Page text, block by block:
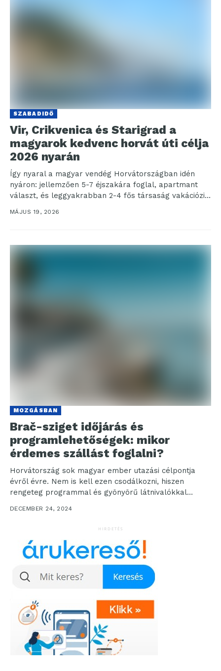
SZABADIDŐ
Vir, Crikvenica és Starigrad a
magyarok kedvenc horvát úti célja
2026 nyarán
Így nyaral a magyar vendég Horvátországban idén
nyáron: jellemzően 5-7 éjszakára foglal, apartmant
választ, és leggyakrabban 2-4 fős társaság vakációzik
együtt. A foglalások...
MÁJUS 19, 2026
MOZGÁSBAN
Brač-sziget időjárás és
programlehetőségek: mikor
érdemes szállást foglalni?
Horvátország sok magyar ember utazási célpontja
évről évre. Nem is kell ezen csodálkozni, hiszen
rengeteg programmal és gyönyörű látnivalókkal
DECEMBER 24, 2024
HIRDETÉS